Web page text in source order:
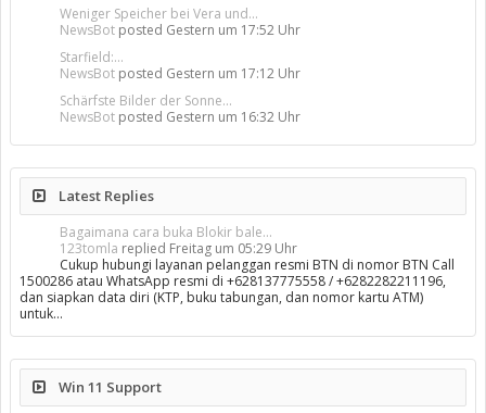
Weniger Speicher bei Vera und...
NewsBot posted Gestern um 17:52 Uhr
Starfield:...
NewsBot posted Gestern um 17:12 Uhr
Schärfste Bilder der Sonne...
NewsBot posted Gestern um 16:32 Uhr
Latest Replies
Bagaimana cara buka Blokir bale...
123tomla replied Freitag um 05:29 Uhr
Cukup hubungi layanan pelanggan resmi BTN di nomor BTN Call
1500286 atau WhatsApp resmi di +628137775558 / +6282282211196,
dan siapkan data diri (KTP, buku tabungan, dan nomor kartu ATM)
untuk…
Win 11 Support